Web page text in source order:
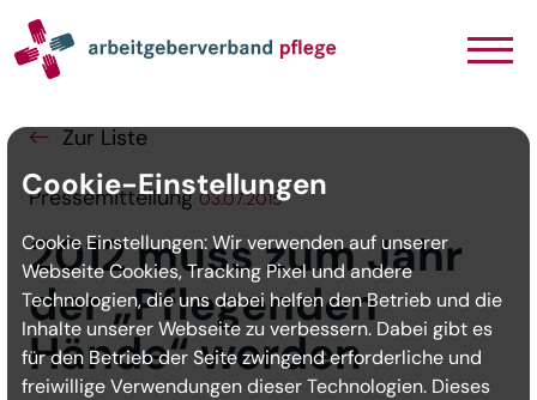
Navigation
Inhalt
Seitenabschluss
Zur Liste
Pressemitteilung 03.07.2015
2012 muss zum Jahr
der „Pflegenden
Hände“ werden
Cookie-Einstellungen
Cookie Einstellungen: Wir verwenden auf unserer
Webseite Cookies, Tracking Pixel und andere
Technologien, die uns dabei helfen den Betrieb und die
Inhalte unserer Webseite zu verbessern. Dabei gibt es
für den Betrieb der Seite zwingend erforderliche und
freiwillige Verwendungen dieser Technologien. Dieses